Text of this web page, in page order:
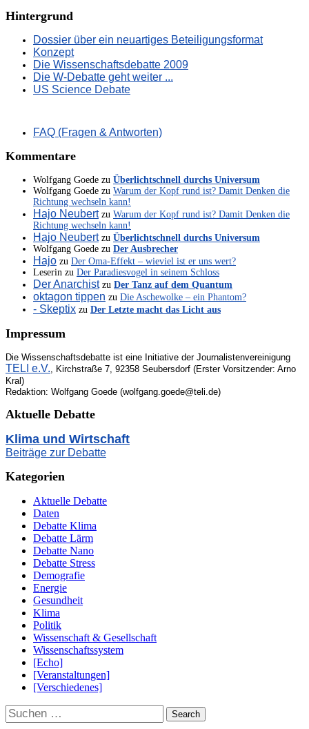
Hintergrund
Dossier über ein neuartiges Beteiligungsformat
Konzept
Die Wissenschaftsdebatte 2009
Die W-Debatte geht weiter ...
US Science Debate
FAQ (Fragen & Antworten)
Kommentare
Wolfgang Goede zu Überlichtschnell durchs Universum
Wolfgang Goede zu Warum der Kopf rund ist? Damit Denken die
Richtung wechseln kann!
Hajo Neubertzu Warum der Kopf rund ist? Damit Denken die
Richtung wechseln kann!
Hajo Neubertzu Überlichtschnell durchs Universum
Wolfgang Goede zu Der Ausbrecher
Hajo zu Der Oma-Effekt – wieviel ist er uns wert?
Leserin zu Der Paradiesvogel in seinem Schloss
Der Anarchistzu Der Tanz auf dem Quantum
oktagon tippen zu Die Aschewolke – ein Phantom?
- Skeptix zu Der Letzte macht das Licht aus
Impressum
Die Wissenschaftsdebatte ist eine Initiative der Journalistenvereinigung
TELI e.V., Kirchstraße 7, 92358 Seubersdorf (Erster Vorsitzender: Arno
Kral)
Redaktion: Wolfgang Goede (wolfgang.goede@teli.de)
Aktuelle Debatte
Klima und Wirtschaft
Beiträge zur Debatte
Kategorien
Aktuelle Debatte
Daten
Debatte Klima
Debatte Lärm
Debatte Nano
Debatte Stress
Demografie
Energie
Gesundheit
Klima
Politik
Wissenschaft & Gesellschaft
Wissenschaftssystem
[Echo]
[Veranstaltungen]
[Verschiedenes]
Suchen